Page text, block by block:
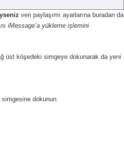
veri paylaşımı ayarlarına buradan da
iMessage’a yükleme işlemini
üst köşedeki simgeye dokunarak da yeni
dokunun.